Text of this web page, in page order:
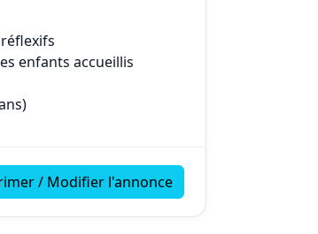
enfants accueillis
/ Modifier l'annonce